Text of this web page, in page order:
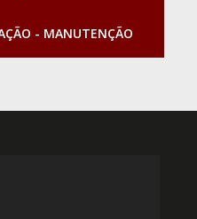
- MANUTENÇÃO